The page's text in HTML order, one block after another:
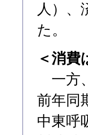
人）、
た。
＜消費
一方
前年同
中東呼